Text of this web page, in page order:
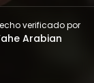
verificado por
Arabian